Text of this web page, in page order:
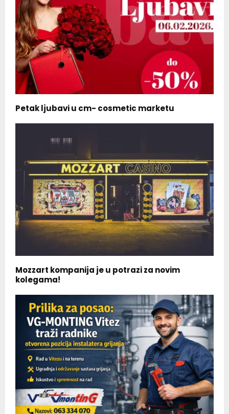
Petak ljubavi u cm- cosmetic marketu
Mozzart kompanija je u potrazi za novim
kolegama!